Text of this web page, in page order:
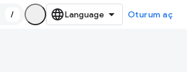
/ Oturum aç